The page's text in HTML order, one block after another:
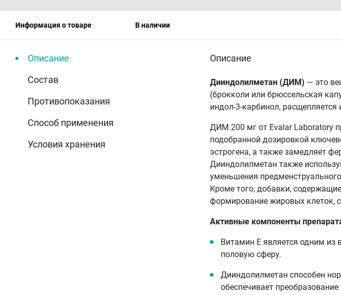
Информация о товаре В наличии
Описание
Состав
Противопоказания
Способ применения
Условия хранения
Описание
Дииндолилметан (ДИМ) — это
(брокколи или брюссельская
индол-3-карбинол,
ДИМ 200 мг от Evalar Laboratory
подобранной дозировкой
эстрогена, а также замедляет
Дииндолилметан также
уменьшения
Кроме того, добавки,
формирование жировых клеток,
Активные компоненты
Витамин Е является одним из
половую сферу.
Дииндолилметан способен
обеспечивает преобразование